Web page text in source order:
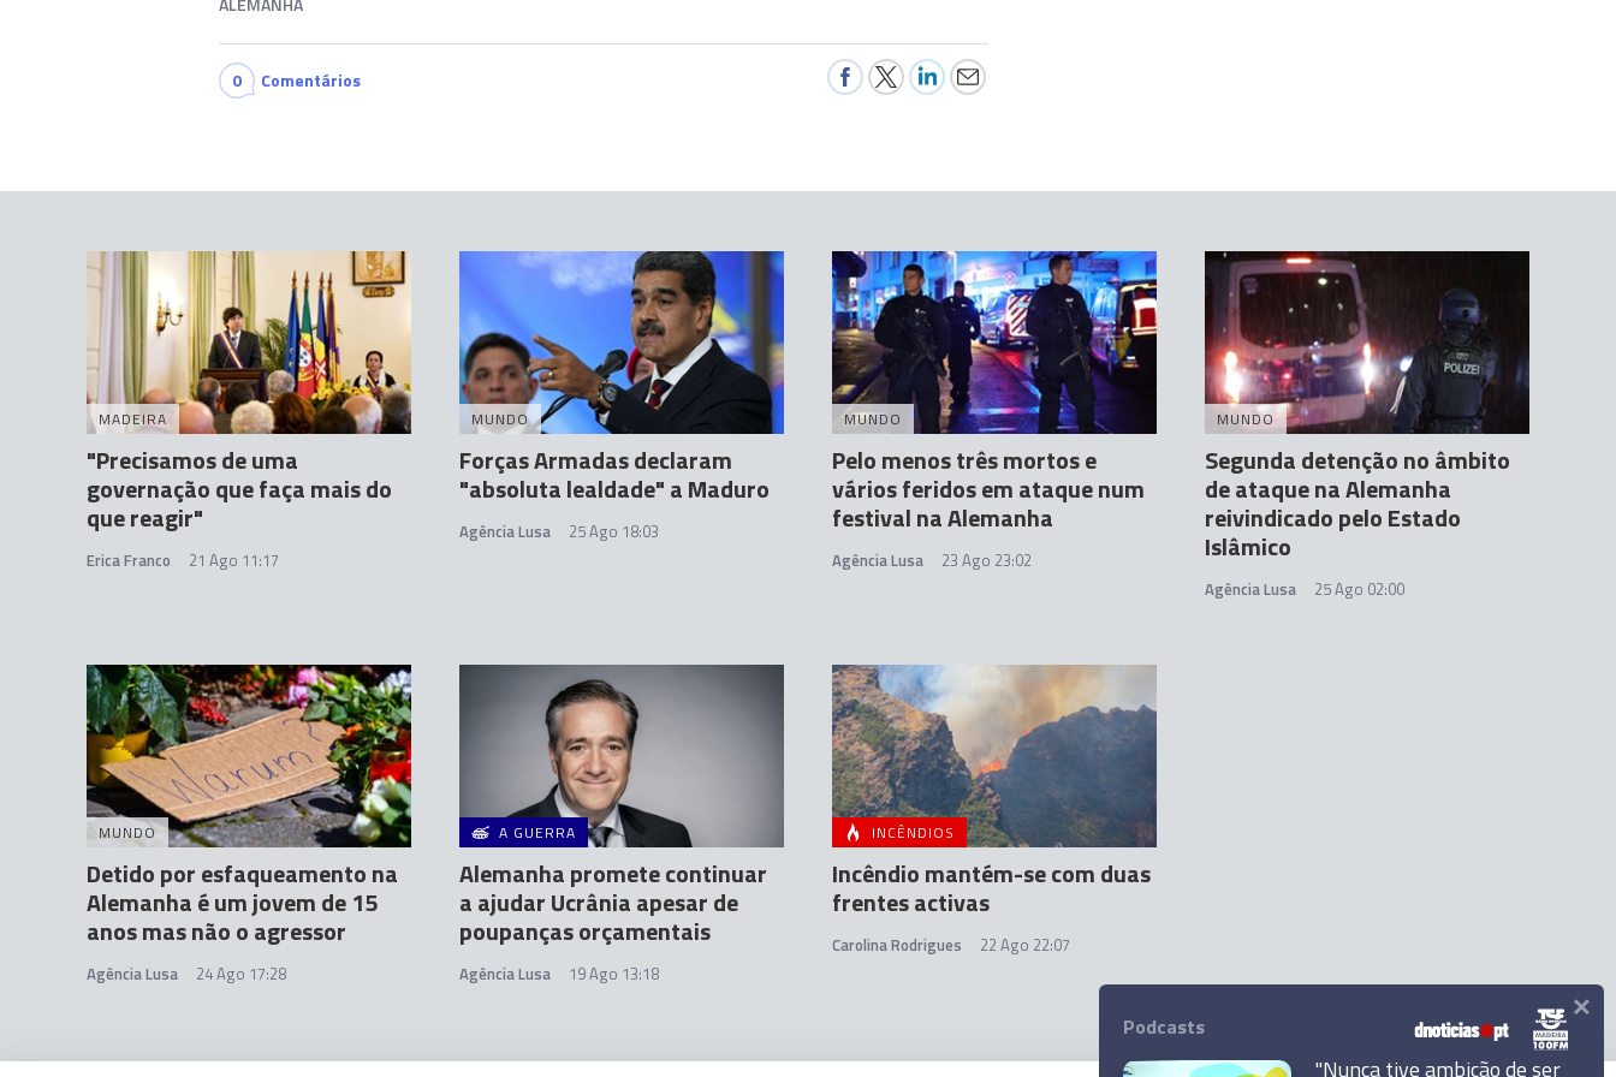
0 Comentários
MADEIRA
"Precisamos de uma
governação que faça mais do
que reagir"
Erica Franco 21 Ago 11:17
MUNDO
Forças Armadas declaram
"absoluta lealdade" a Maduro
Agência Lusa 25 Ago 18:03
MUNDO
Pelo menos três mortos e
vários feridos em ataque num
festival na Alemanha
Agência Lusa 23 Ago 23:02
MUNDO
Segunda detenção no âmbito
de ataque na Alemanha
reivindicado pelo Estado
Islâmico
Agência Lusa 25 Ago 02:00
MUNDO
Detido por esfaqueamento na
Alemanha é um jovem de 15
anos mas não o agressor
Agência Lusa 24 Ago 17:28
A GUERRA
Alemanha promete continuar
a ajudar Ucrânia apesar de
poupanças orçamentais
Agência Lusa 19 Ago 13:18
INCÊNDIOS
Incêndio mantém-se com duas
frentes activas
Carolina Rodrigues 22 Ago 22:07
Podcasts
"Nunca tive ambição de ser
×